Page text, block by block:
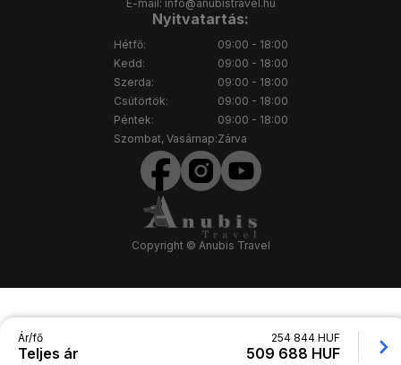
Ár/fő 254 844 HUF
Teljes ár 509 688 HUF
E-mail: info@anubistravel.hu
Nyitvatartás:
Hétfő:
Kedd:
Szerda:
Csütörtök:
Péntek:
Szombat, Vasárnap:
09:00 - 18:00
09:00 - 18:00
09:00 - 18:00
09:00 - 18:00
09:00 - 18:00
Zárva
Copyright © Anubis Travel